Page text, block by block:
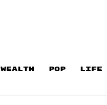
WEALTH POP LIFE